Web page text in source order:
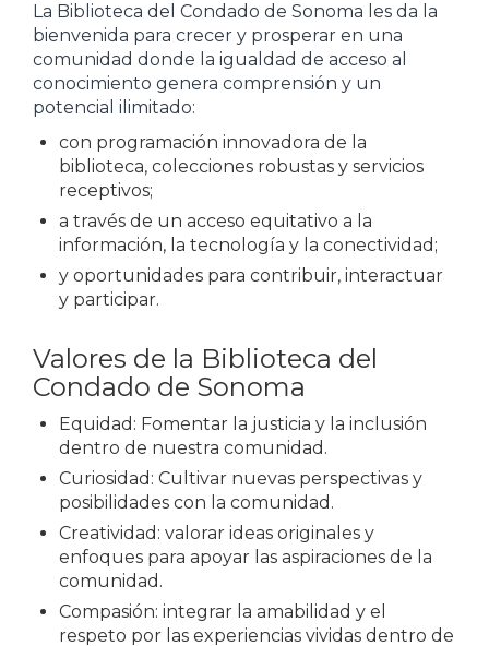
La Biblioteca del Condado de Sonoma les da la
bienvenida para crecer y prosperar en una
comunidad donde la igualdad de acceso al
conocimiento genera comprensión y un
potencial ilimitado:
con programación innovadora de la
biblioteca, colecciones robustas y servicios
receptivos;
a través de un acceso equitativo a la
información, la tecnología y la conectividad;
y oportunidades para contribuir, interactuar
y participar.
Valores de la Biblioteca del
Condado de Sonoma
Equidad: Fomentar la justicia y la inclusión
dentro de nuestra comunidad.
Curiosidad: Cultivar nuevas perspectivas y
posibilidades con la comunidad.
Creatividad: valorar ideas originales y
enfoques para apoyar las aspiraciones de la
comunidad.
Compasión: integrar la amabilidad y el
respeto por las experiencias vividas dentro de